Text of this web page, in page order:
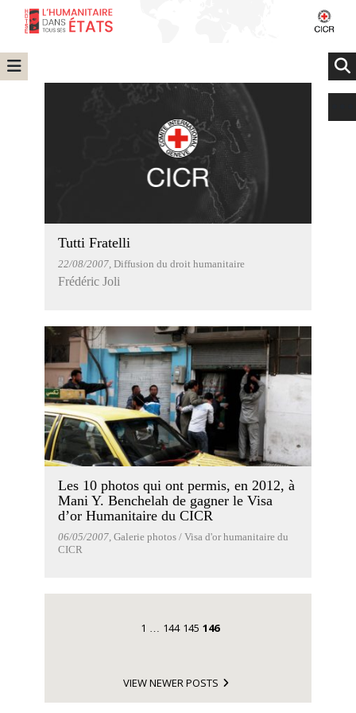
Tutti Fratelli
22/08/2007, Diffusion du droit humanitaire
Frédéric Joli
Les 10 photos qui ont permis, en 2012, à
Mani Y. Benchelah de gagner le Visa
d’or Humanitaire du CICR
06/05/2007, Galerie photos / Visa d'or humanitaire du
CICR
1 … 144 145 146
VIEW NEWER POSTS